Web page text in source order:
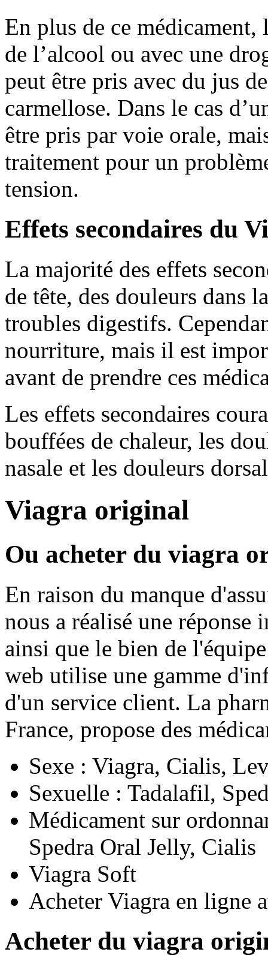
En plus de ce médicament,
de l’alcool ou avec une
peut être pris avec du jus
carmellose. Dans le cas
être pris par voie orale,
traitement pour un
tension.
Effets secondaires du
La majorité des effets
de tête, des douleurs dans
troubles digestifs.
nourriture, mais il est
avant de prendre ces
Les effets secondaires
bouffées de chaleur, les
nasale et les douleurs
Viagra original
Ou acheter du viagra
En raison du manque
nous a réalisé une réponse
ainsi que le bien de
web utilise une gamme
d'un service client. La
France, propose des
Sexe : Viagra, Cialis,
Sexuelle : Tadalafil,
Médicament sur
Spedra Oral Jelly, Cialis
Viagra Soft
Acheter Viagra en ligne
Acheter du viagra